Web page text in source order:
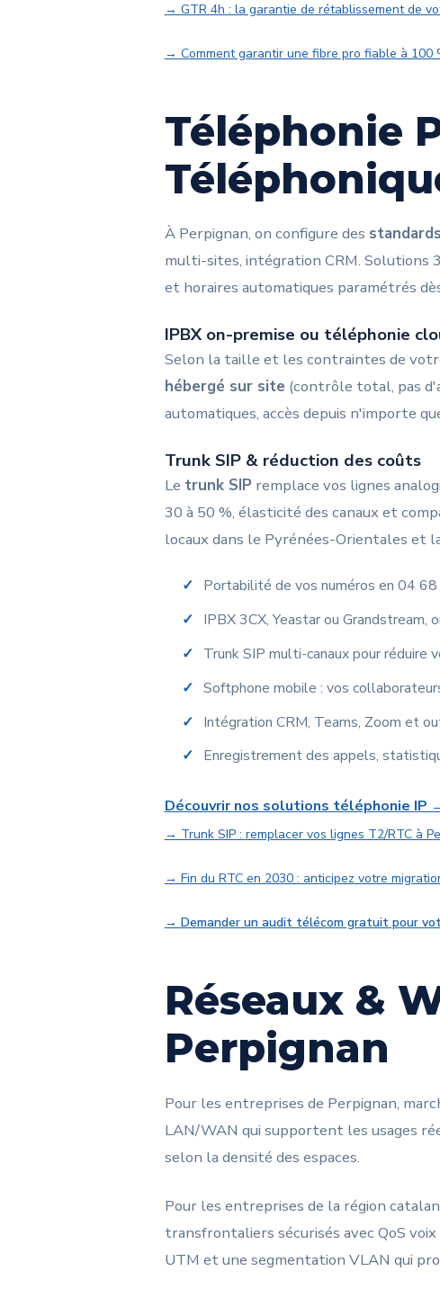
→ GTR 4h : la garantie de rétablissement de
→ Comment garantir une fibre pro fiable à 100
Téléphonie
À Perpignan, on configure des
multi-sites, intégration CRM. Solutions
et horaires automatiques paramétrés
IPBX on-premise ou téléphonie
Selon la taille et les contraintes de
hébergé sur site (contrôle total, pas
automatiques, accès depuis n'importe
Trunk SIP & réduction des coûts
Le trunk SIP remplace vos lignes
30 à 50 %, élasticité des canaux et
locaux dans le Pyrénées-Orientales et
Portabilité de vos numéros en 04 68
IPBX 3CX, Yeastar ou Grandstream,
Trunk SIP multi-canaux pour
Softphone mobile : vos
Intégration CRM, Teams, Zoom et
Enregistrement des appels,
Découvrir nos solutions téléphonie IP
→ Trunk SIP : remplacer vos lignes T2/RTC à
→ Fin du RTC en 2030 : anticipez votre
→ Demander un audit télécom gratuit pour
Réseaux &
Perpignan
Pour les entreprises de Perpignan,
LAN/WAN qui supportent les usages
selon la densité des espaces.
Pour les entreprises de la région
transfrontaliers sécurisés avec QoS
UTM et une segmentation VLAN qui